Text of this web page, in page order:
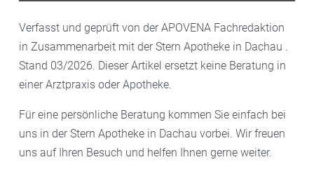
Verfasst und geprüft von der APOVENA Fachredaktion
in Zusammenarbeit mit der Stern Apotheke in Dachau .
Stand 03/2026. Dieser Artikel ersetzt keine Beratung in
einer Arztpraxis oder Apotheke.
Für eine persönliche Beratung kommen Sie einfach bei
uns in der Stern Apotheke in Dachau vorbei. Wir freuen
uns auf Ihren Besuch und helfen Ihnen gerne weiter.